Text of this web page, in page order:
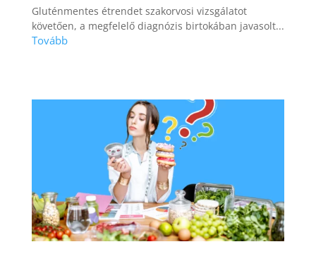
Gluténmentes étrendet szakorvosi vizsgálatot
követően, a megfelelő diagnózis birtokában javasolt...